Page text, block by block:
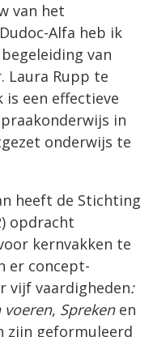
van het
Alfa heb ik
van
Laura Rupp te
een effectieve
in
onderwijs te
heeft de Stichting
opdracht
kernvakken te
er concept-
vijf vaardigheden:
voeren, Spreken en
zijn geformuleerd